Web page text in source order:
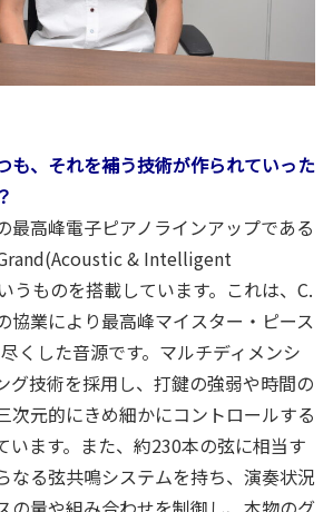
も、それを補う技術が作られていった
最高峰電子ピアノラインアップである
& Intelligent
うものを搭載しています。これは、C.
協業により最高峰マイスター・ピース
くした音源です。マルチディメンシ
グ技術を採用し、打鍵の強弱や時間の
次元的にきめ細かにコントロールする
います。また、約230本の弦に相当す
なる弦共鳴システムを持ち、演奏状況